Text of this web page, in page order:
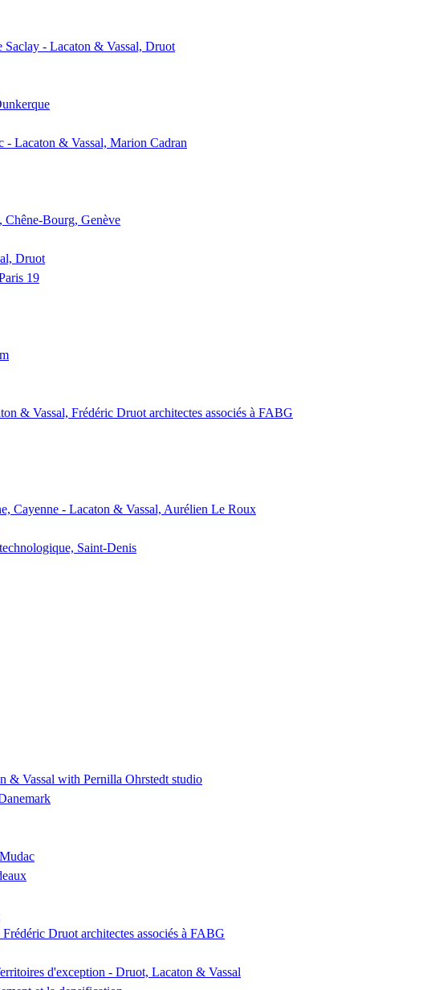
Saclay - Lacaton & Vassal, Druot
- Lacaton & Vassal, Marion Cadran
Chêne-Bourg, Genève
Druot
19
& Vassal, Frédéric Druot architectes associés à FABG
Cayenne - Lacaton & Vassal, Aurélien Le Roux
Saint-Denis
& Vassal with Pernilla Ohrstedt studio
Druot architectes associés à FABG
d'exception - Druot, Lacaton & Vassal